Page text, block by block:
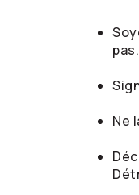
pas.
Ne